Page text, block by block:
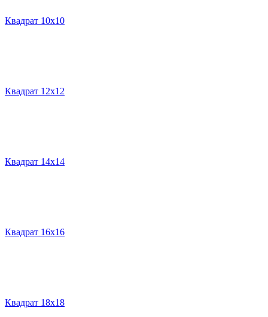
Квадрат 10х10
Квадрат 12х12
Квадрат 14х14
Квадрат 16х16
Квадрат 18х18